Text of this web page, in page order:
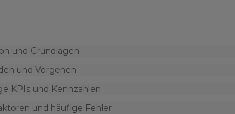
und Grundlagen
und Vorgehen
KPIs und Kennzahlen
und häufige Fehler